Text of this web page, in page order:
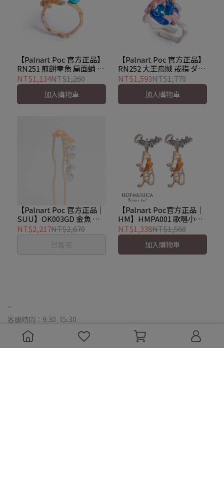
【Palnart Poc 官方正品】
RN251 煎餅章魚 扁面蛸 戒
指 Flapjack octopus
NT$1,134NT$1,260
加入購物車
【Palnart Poc 官方正品】
RN252 大王烏賊 戒指 ダイ
オウイカリング Giant
squid
NT$1,593NT$1,770
加入購物車
【Palnart Poc 官方正品｜
SUU】OK003GD 金魚 髮
簪｜日本製 魔幻時刻 Gold
職人手工
NT$2,217NT$2,670
已售完
【Palnart Poc官方正品｜
HM】HMPA001 歌唱小鳥
耳環｜日本製 職人手工 金
絲雀 音符 Cantabile
NT$1,338NT$1,560
加入購物車
..
客服時間：9:30-15:30
信箱：sunofnami@gmail.com
地址：台中市西屯區逢甲路225巷8號